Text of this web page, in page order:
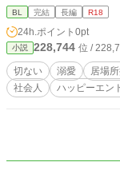
れ、ゆっ
BL 完結 長編 R18
24h.ポイント 0pt
小説 228,744 位 /
切ない 溺愛 居場
社会人
ハッピーエン